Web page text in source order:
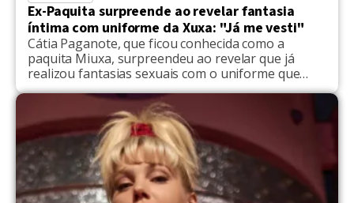
Ex-Paquita surpreende ao revelar fantasia
íntima com uniforme da Xuxa: "Já me vesti"
Cátia Paganote, que ficou conhecida como a
paquita Miuxa, surpreendeu ao revelar que já
realizou fantasias sexuais com o uniforme que
utilizava para ser assistente de palco de Xuxa. Em
entrevista ao programa Sensacional, da RedeTV!, a
atriz e ex-participante de A Fazenda deu detalhes:
"Já me vesti de paquita. Acho que entre casais, em
[…]